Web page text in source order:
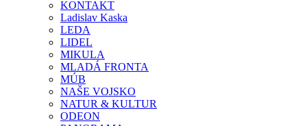
KONTAKT
Ladislav Kaska
LEDA
LIDEL
MIKULA
MLADÁ FRONTA
MÚB
NAŠE VOJSKO
NATUR & KULTUR
ODEON